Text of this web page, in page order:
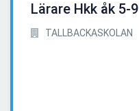
Lärare Hkk åk 5-9
TALLBACKASKOLAN